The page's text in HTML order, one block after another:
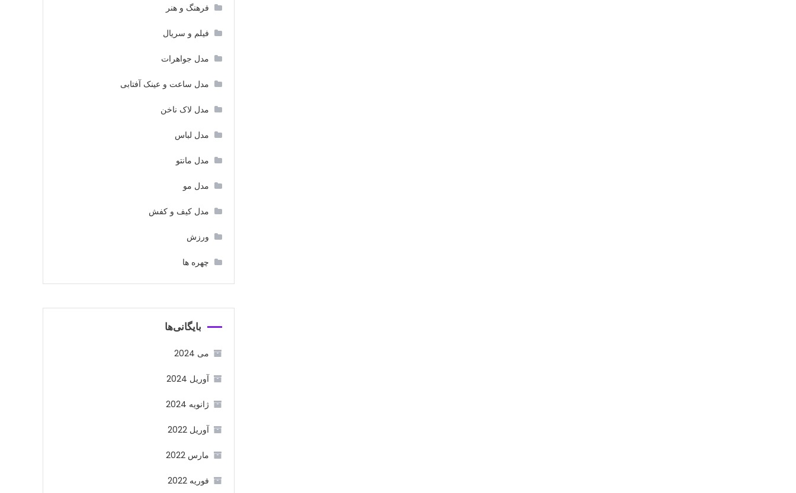
فرهنگ و هنر
فیلم و سریال
مدل جواهرات
مدل ساعت و عینک آفتابی
مدل لاک ناخن
مدل لباس
مدل مانتو
مدل مو
مدل کیف و کفش
ورزش
چهره ها
بایگانی‌ها
می 2024
آوریل 2024
ژانویه 2024
آوریل 2022
مارس 2022
فوریه 2022